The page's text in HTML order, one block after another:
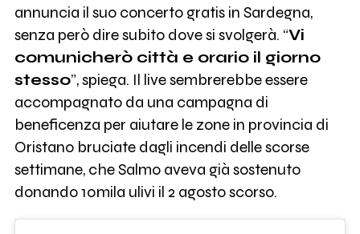
annuncia il suo concerto gratis in Sardegna,
senza però dire subito dove si svolgerà. “Vi
comunicherò città e orario il giorno
stesso”, spiega. Il live sembrerebbe essere
accompagnato da una campagna di
beneficenza per aiutare le zone in provincia di
Oristano bruciate dagli incendi delle scorse
settimane, che Salmo aveva già sostenuto
donando 10mila ulivi il 2 agosto scorso.